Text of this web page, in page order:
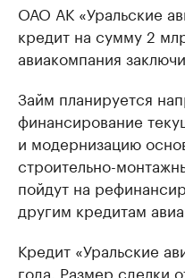
ОАО АК «Уральские
кредит на сумму 2
авиакомпания
Займ планируется
финансирование
и модернизацию
строительно-
пойдут на
другим кредитам
Кредит «Уральские
года. Размер сделки